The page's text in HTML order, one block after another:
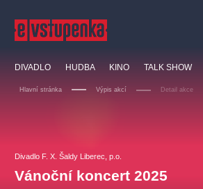
DIVADLO HUDBA KINO TALK SHOW
Hlavní stránka Výpis akcí Detail akce
Divadlo F. X. Šaldy Liberec, p.o.
Vánoční koncert 2025
Nejnavštěvovanější
doporučujeme dfxs